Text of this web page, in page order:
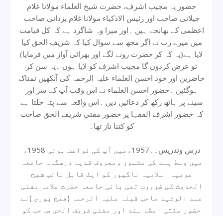
حضور یہ مجیب اشرف، حضرت شیخ العلماء مولانا غلام
جیلانی صاحب اور رئیس الاذکیاء مولانا غلام یزدانی صاحب
اعظمی کے بھانجے ہیں ۔اور میرا وہ شاگرد ہے کہ کل قیامت
میں میرے رب نے اگر مجھ سے سوال کیا کہ شریف الحق کیا
لایا ہے(یہ کہ کر حضرت رونے لگے اور بھرائی آواز میں فرمایا)
تو عرض کردوں گا مجیب اشرف کو لایا ہوں ۔یہ سن کر
حاضرین اور خود احسن العلماء علیہ الرحمہ کی آنکھیں نمناک
ہوگئیں ۔حضور احسن العلماء نے اس وقت آپ کے سر اور
سینے پر ہاتھ رکھ کر دعائیں دیں ۔اس واقعہ سے پتہ چلتا ہے
کہ حضور اشرف الفقہا پر حضور مفتی شریف الحق صاحب
کو کتنا ناز تھا۔
درس وتدریس۔۔1957ءمیں آپ کی فراغت ہوئی 1958ء
میں وسط ہند کی مشہور ومعروف قدیم درسگاہ جامعہ
عربیہ اسلامیہ ناگپور کو ایک قابل نائب شیخ
الحدیث کی ضرورت تھی بانی جامعہ حضرت علامہ مفتی
عبد الرشید صاحب قبلہ علیہ الرحمہ (فتح پوری )نے
حضور مفتی اعظم ہند اور مفتی شریف الحق صاحب کو